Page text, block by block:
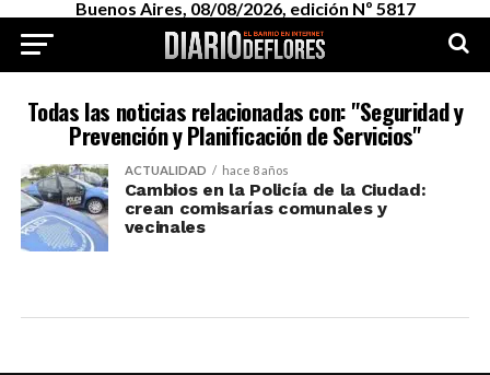
Buenos Aires, 08/08/2026, edición Nº 5817
Todas las noticias relacionadas con: "Seguridad y
Prevención y Planificación de Servicios"
ACTUALIDAD hace 8 años
Cambios en la Policía de la Ciudad:
crean comisarías comunales y
vecinales